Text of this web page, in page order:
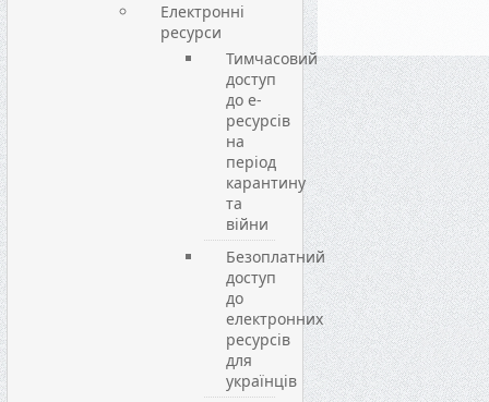
Електронні
ресурси
Тимчасовий
доступ
до е-
ресурсів
на
період
карантину
та
війни
Безоплатний
доступ
до
електронних
ресурсів
для
українців